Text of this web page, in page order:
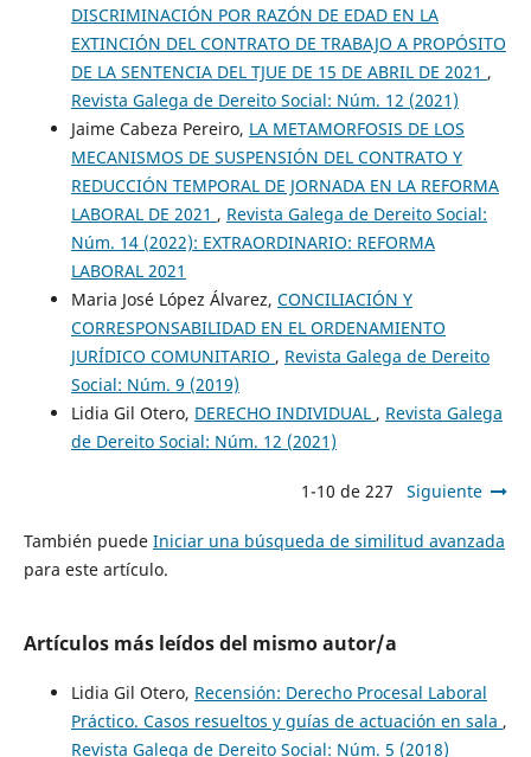
DISCRIMINACIÓN POR RAZÓN DE EDAD EN LA
EXTINCIÓN DEL CONTRATO DE TRABAJO A PROPÓSITO
DE LA SENTENCIA DEL TJUE DE 15 DE ABRIL DE 2021 ,
Revista Galega de Dereito Social: Núm. 12 (2021)
Jaime Cabeza Pereiro, LA METAMORFOSIS DE LOS
MECANISMOS DE SUSPENSIÓN DEL CONTRATO Y
REDUCCIÓN TEMPORAL DE JORNADA EN LA REFORMA
LABORAL DE 2021 , Revista Galega de Dereito Social:
Núm. 14 (2022): EXTRAORDINARIO: REFORMA
LABORAL 2021
Maria José López Álvarez, CONCILIACIÓN Y
CORRESPONSABILIDAD EN EL ORDENAMIENTO
JURÍDICO COMUNITARIO , Revista Galega de Dereito
Social: Núm. 9 (2019)
Lidia Gil Otero, DERECHO INDIVIDUAL , Revista Galega
de Dereito Social: Núm. 12 (2021)
1-10 de 227 Siguiente
También puede Iniciar una búsqueda de similitud avanzada
para este artículo.
Artículos más leídos del mismo autor/a
Lidia Gil Otero, Recensión: Derecho Procesal Laboral
Práctico. Casos resueltos y guías de actuación en sala ,
Revista Galega de Dereito Social: Núm. 5 (2018)